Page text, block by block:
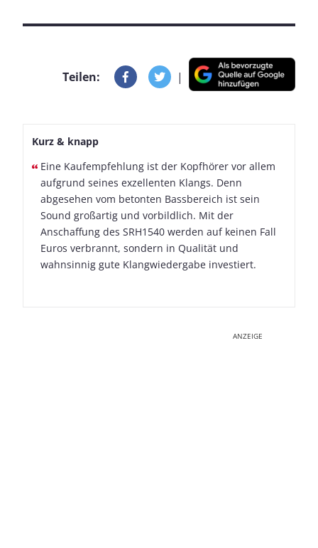
Teilen: |
Kurz & knapp
Eine Kaufempfehlung ist der Kopfhörer vor allem
aufgrund seines exzellenten Klangs. Denn
abgesehen vom betonten Bassbereich ist sein
Sound großartig und vorbildlich. Mit der
Anschaffung des SRH1540 werden auf keinen Fall
Euros verbrannt, sondern in Qualität und
wahnsinnig gute Klangwiedergabe investiert.
ANZEIGE